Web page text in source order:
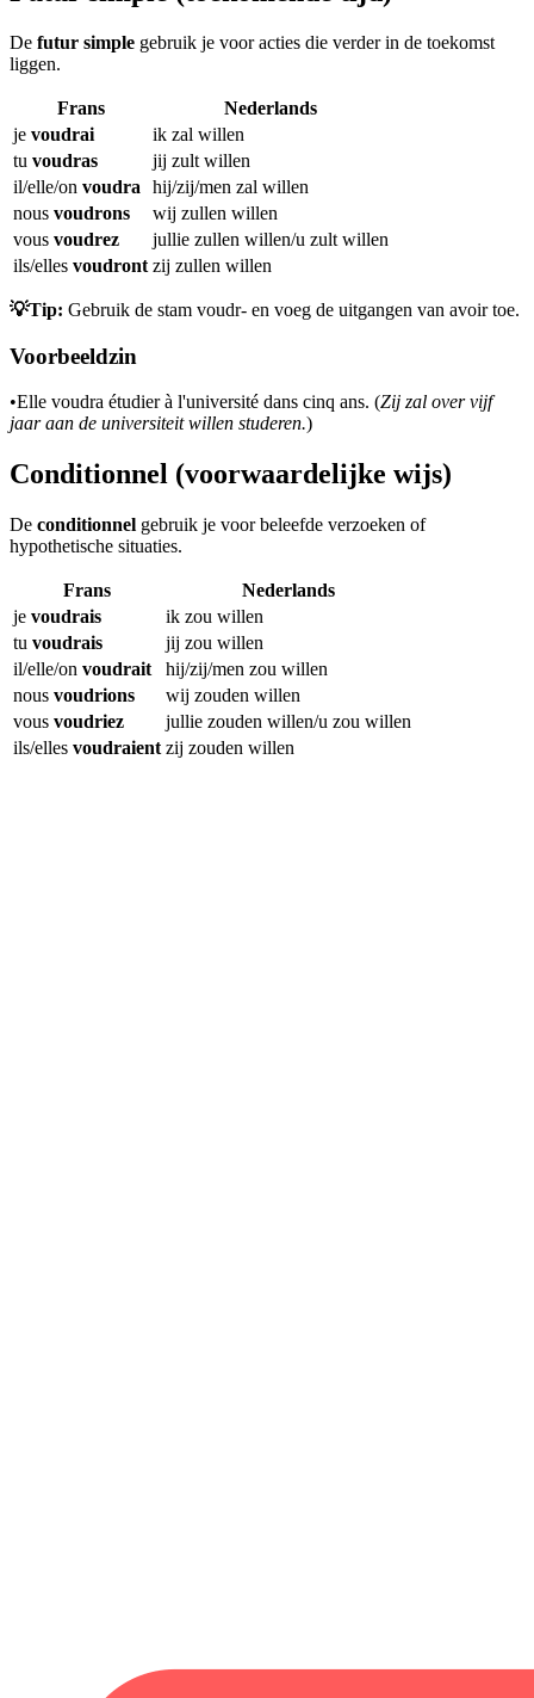
De futur simple gebruik je voor acties die verder in de toekomst
liggen.
Frans
Nederlands
je voudrai
ik zal willen
tu voudras
jij zult willen
il/elle/on voudra
hij/zij/men zal willen
nous voudrons
wij zullen willen
vous voudrez
jullie zullen willen/u zult willen
ils/elles voudront zij zullen willen
💡Tip: Gebruik de stam voudr- en voeg de uitgangen van avoir toe.
Voorbeeldzin
•Elle voudra étudier à l'université dans cinq ans. (Zij zal over vijf
jaar aan de universiteit willen studeren.)
Conditionnel (voorwaardelijke wijs)
De conditionnel gebruik je voor beleefde verzoeken of
hypothetische situaties.
Frans
Nederlands
je voudrais
ik zou willen
tu voudrais
jij zou willen
il/elle/on voudrait
hij/zij/men zou willen
nous voudrions
wij zouden willen
vous voudriez
jullie zouden willen/u zou willen
ils/elles voudraient zij zouden willen